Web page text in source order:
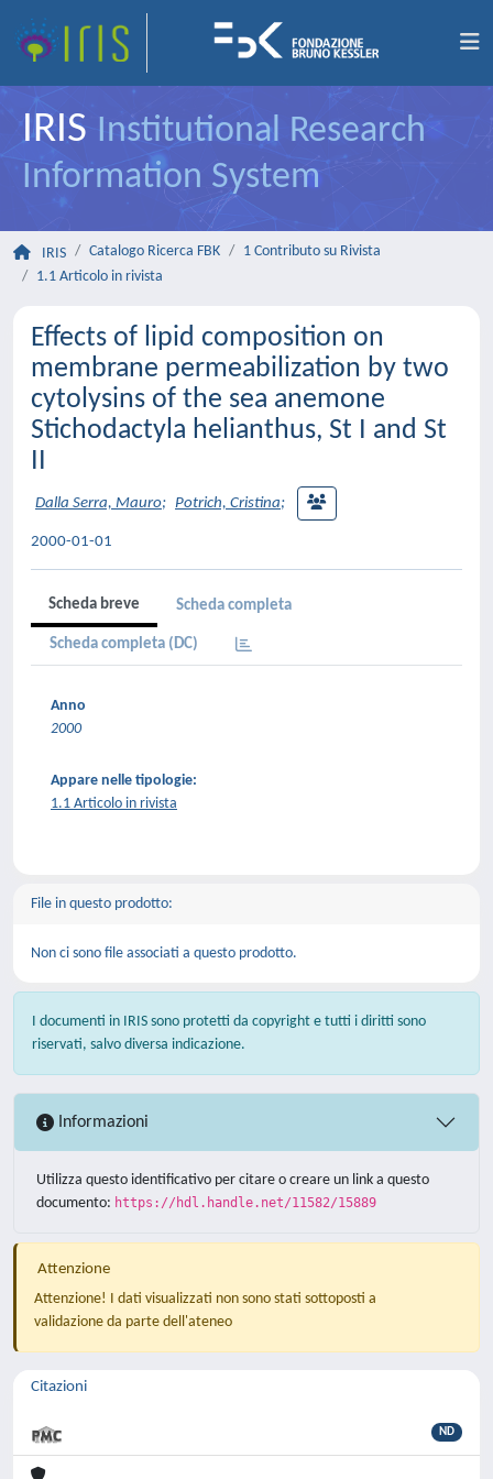
IRIS Institutional Research
Information System
IRIS Catalogo Ricerca FBK
1 Contributo su Rivista
1.1 Articolo in rivista
Effects of lipid composition on
membrane permeabilization by two
cytolysins of the sea anemone
Stichodactyla helianthus, St I and St
II
Dalla Serra, Mauro; Potrich, Cristina;
2000-01-01
Scheda breve Scheda completa
Scheda completa (DC)
Anno
2000
Appare nelle tipologie:
1.1 Articolo in rivista
File in questo prodotto:
Non ci sono file associati a questo prodotto.
I documenti in IRIS sono protetti da copyright e tutti i diritti sono
riservati, salvo diversa indicazione.
Informazioni
Utilizza questo identificativo per citare o creare un link a questo
documento: https://hdl.handle.net/11582/15889
Attenzione
Attenzione! I dati visualizzati non sono stati sottoposti a
validazione da parte dell'ateneo
Citazioni
ND